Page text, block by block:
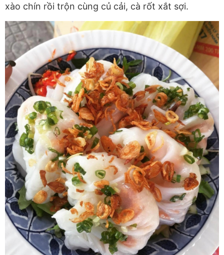
xào chín rồi trộn cùng củ cải, cà rốt xắt sợi.